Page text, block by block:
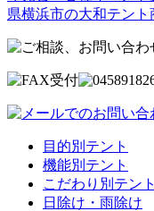
目的別テント
機能別テント
こだわり別テント
日除け・雨除け